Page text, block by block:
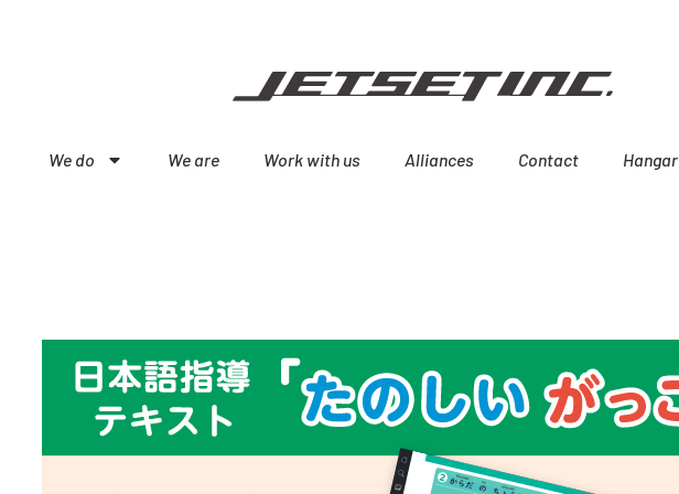
We do We are Work with us Alliances Contact Hangar